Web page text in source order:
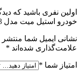
اولین نفری باشید که
خودرو استیل میت مدل 838 سری اول”
نشانی ایمیل شما منتشر
علامت‌گذاری شده‌اند *
امتیاز شما *